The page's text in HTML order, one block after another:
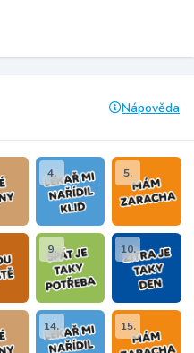
Nápověda
4. 5.
9. 10.
14. 15.